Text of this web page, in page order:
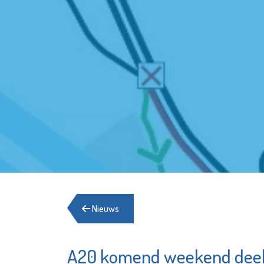
Nieuws
A20 komend weekend
KLiK Vrijwilligers